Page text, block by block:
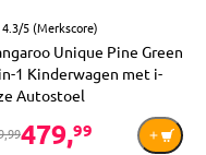
4.3/5 (Merkscore)
Unique Pine Green
1 Kinderwagen met i-
Autostoel
479,99